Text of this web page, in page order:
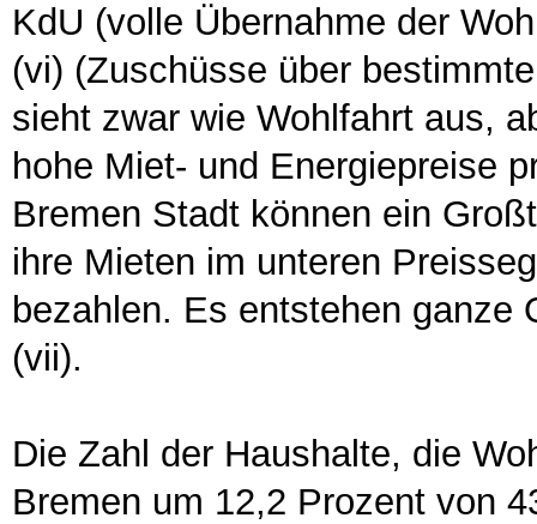
KdU (volle Übernahme der
(vi) (Zuschüsse über
sieht zwar wie Wohlfahrt aus,
hohe Miet- und Energiepreise
Bremen Stadt können ein
ihre Mieten im unteren
bezahlen. Es entstehen ganze
(vii).
Die Zahl der Haushalte, die
Bremen um 12,2 Prozent von